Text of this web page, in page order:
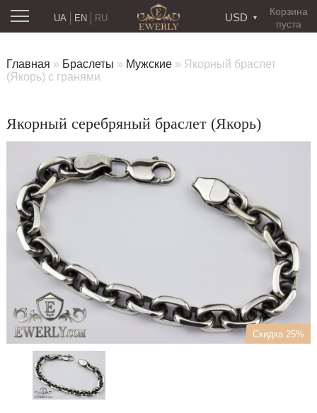
Корзина
пуста
USD
RU
UA EN
Главная » Браслеты » Мужские » Якорный браслет
(Якорь) с гранями
Якорный серебряный браслет (Якорь)
Скидка 25%